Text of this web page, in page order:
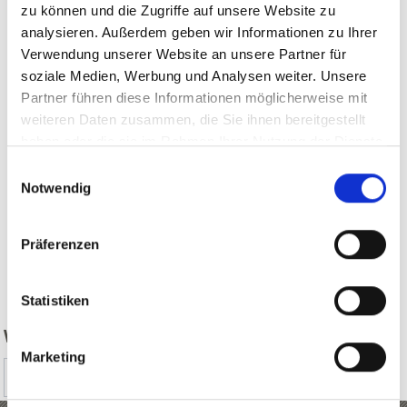
zu können und die Zugriffe auf unsere Website zu
analysieren. Außerdem geben wir Informationen zu Ihrer
Verwendung unserer Website an unsere Partner für
soziale Medien, Werbung und Analysen weiter. Unsere
Partner führen diese Informationen möglicherweise mit
weiteren Daten zusammen, die Sie ihnen bereitgestellt
Notwendig
Präferenzen
Statistiken
Marketing
WAR DER INHALT FÜR SIE HILFREICH?